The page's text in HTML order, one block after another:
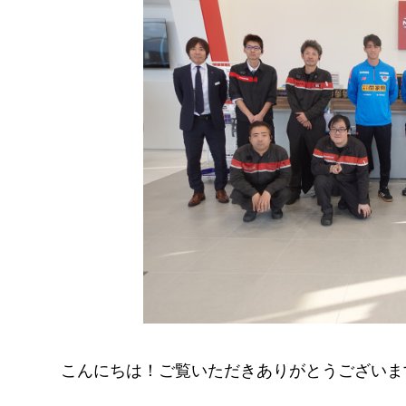
こんにちは！ご覧いただきありがとうござい